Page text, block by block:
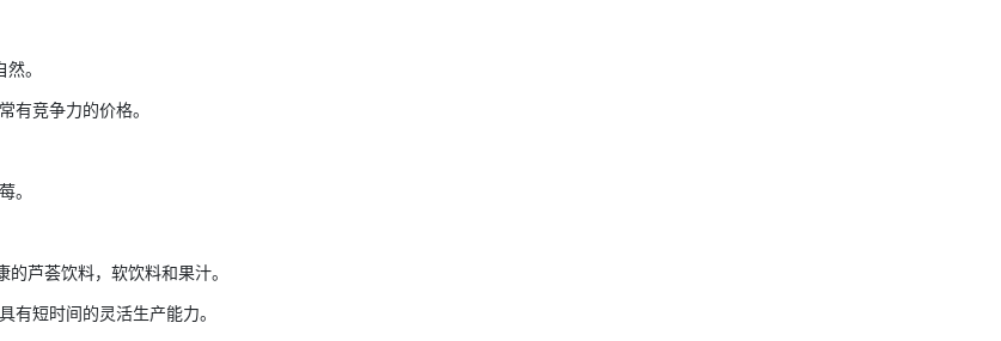
。
有竞争力的价格。
。
芦荟饮料，软饮料和果汁。
有短时间的灵活生产能力。